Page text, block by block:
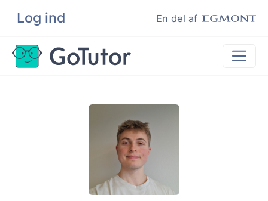
Log ind En del af
Søg
Lektiehjælp
Hjælp til ordblinde